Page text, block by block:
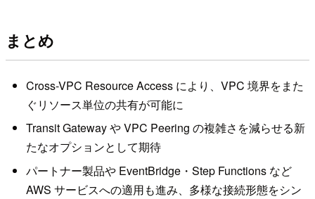
まとめ
Cross-VPC Resource Access により、VPC 境界をまた
ぐリソース単位の共有が可能に
Transit Gateway や VPC Peering の複雑さを減らせる新
たなオプションとして期待
パートナー製品や EventBridge・Step Functions など
AWS サービスへの適用も進み、多様な接続形態をシン